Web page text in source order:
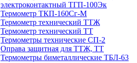
электроконтактный ТГП-100Эк
Термометр ТКП-160Сг-М
Термометр технический ТТЖ
Термометр технический ТТ
Термометры технические СП-2
Оправа защитная для ТТЖ, ТТ
Термометры биметаллические ТБЛ-63